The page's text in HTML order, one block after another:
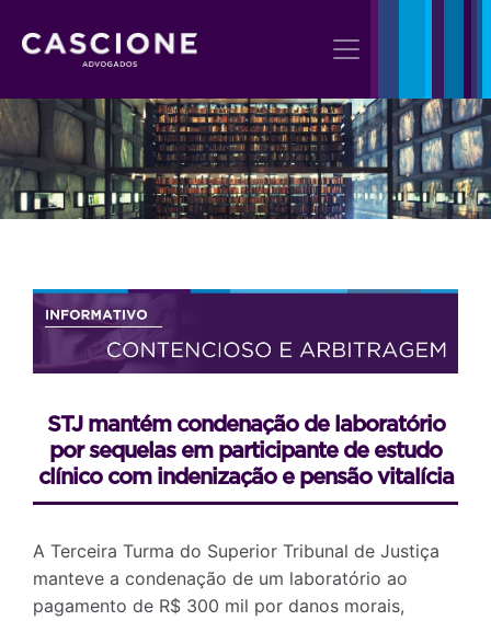
STJ mantém condenação de laboratório
por sequelas em participante de estudo
clínico com indenização e pensão vitalícia
A Terceira Turma do Superior Tribunal de Justiça
manteve a condenação de um laboratório ao
pagamento de R$ 300 mil por danos morais,